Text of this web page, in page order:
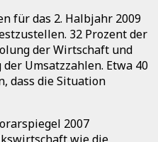
für das 2. Halbjahr 2009
32 Prozent der
der Wirtschaft und
Umsatzzahlen. Etwa 40
dass die Situation
2007